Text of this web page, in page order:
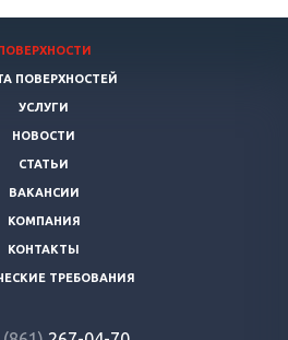
ПОВЕРХНОСТИ
ПОВЕРХНОСТЕЙ
УСЛУГИ
НОВОСТИ
СТАТЬИ
ВАКАНСИИ
КОМПАНИЯ
КОНТАКТЫ
ТРЕБОВАНИЯ